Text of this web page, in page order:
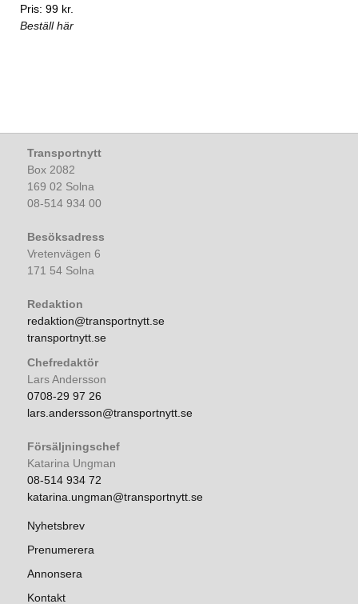
Pris: 99 kr.
Beställ här
Transportnytt
Box 2082
169 02 Solna
08-514 934 00
Besöksadress
Vretenvägen 6
171 54 Solna
Redaktion
redaktion@transportnytt.se
transportnytt.se
Chefredaktör
Lars Andersson
0708-29 97 26
lars.andersson@transportnytt.se
Försäljningschef
Katarina Ungman
08-514 934 72
katarina.ungman@transportnytt.se
Nyhetsbrev
Prenumerera
Annonsera
Kontakt